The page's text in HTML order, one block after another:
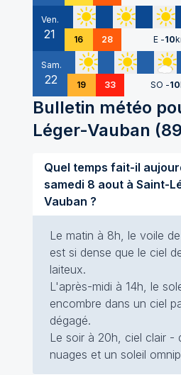
Ven.
21 16 28 E -10
Sam.
22 19 33 SO -10
Bulletin météo
Léger-Vauban (
Quel temps fait-il
samedi 8 aout à Saint-Léger-
Vauban ?
Le matin à 8h, le voile
est si dense que le ciel
laiteux.
L'après-midi à 14h, le
encombre dans un ciel
dégagé.
Le soir à 20h, ciel clair -
nuages et un soleil